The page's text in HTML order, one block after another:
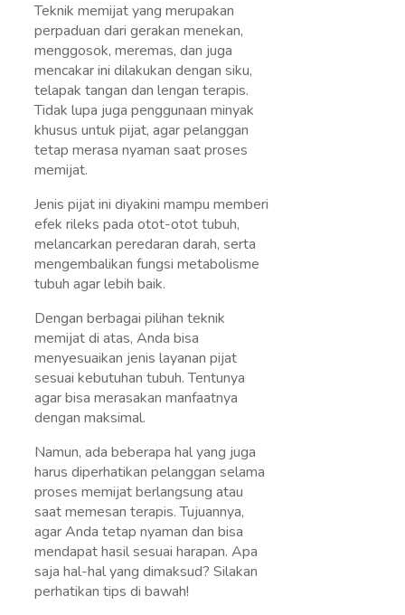
Teknik memijat yang merupakan
perpaduan dari gerakan menekan,
menggosok, meremas, dan juga
mencakar ini dilakukan dengan siku,
telapak tangan dan lengan terapis.
Tidak lupa juga penggunaan minyak
khusus untuk pijat, agar pelanggan
tetap merasa nyaman saat proses
memijat.
Jenis pijat ini diyakini mampu memberi
efek rileks pada otot-otot tubuh,
melancarkan peredaran darah, serta
mengembalikan fungsi metabolisme
tubuh agar lebih baik.
Dengan berbagai pilihan teknik
memijat di atas, Anda bisa
menyesuaikan jenis layanan pijat
sesuai kebutuhan tubuh. Tentunya
agar bisa merasakan manfaatnya
dengan maksimal.
Namun, ada beberapa hal yang juga
harus diperhatikan pelanggan selama
proses memijat berlangsung atau
saat memesan terapis. Tujuannya,
agar Anda tetap nyaman dan bisa
mendapat hasil sesuai harapan. Apa
saja hal-hal yang dimaksud? Silakan
perhatikan tips di bawah!